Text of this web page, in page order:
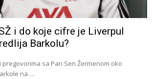
i do koje cifre je Liverpul
Barkolu?
sa Pari Sen Žermenom oko
na …